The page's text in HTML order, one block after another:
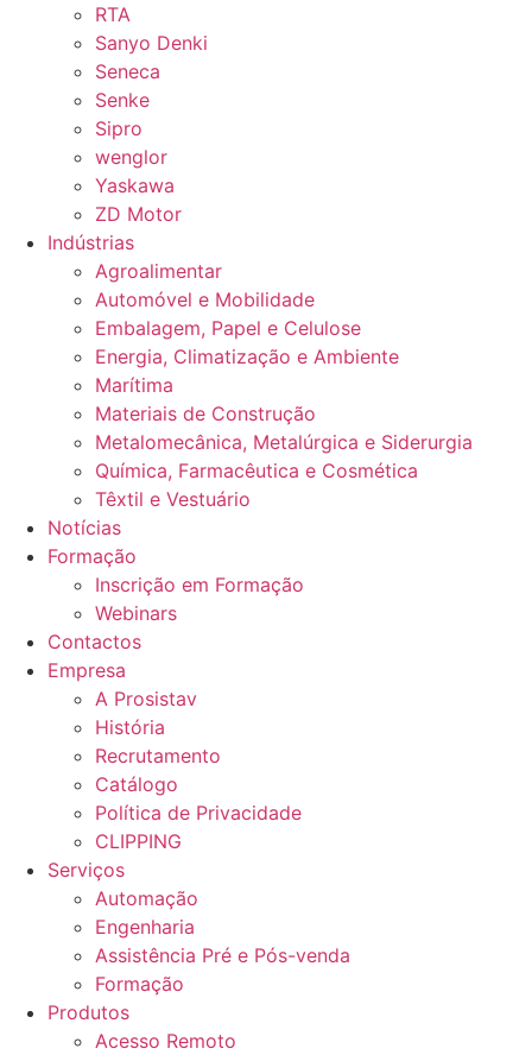
RTA
Sanyo Denki
Seneca
Senke
Sipro
wenglor
Yaskawa
ZD Motor
Indústrias
Agroalimentar
Automóvel e Mobilidade
Embalagem, Papel e Celulose
Energia, Climatização e Ambiente
Marítima
Materiais de Construção
Metalomecânica, Metalúrgica e Siderurgia
Química, Farmacêutica e Cosmética
Têxtil e Vestuário
Notícias
Formação
Inscrição em Formação
Webinars
Contactos
Empresa
A Prosistav
História
Recrutamento
Catálogo
Política de Privacidade
CLIPPING
Serviços
Automação
Engenharia
Assistência Pré e Pós-venda
Formação
Produtos
Acesso Remoto